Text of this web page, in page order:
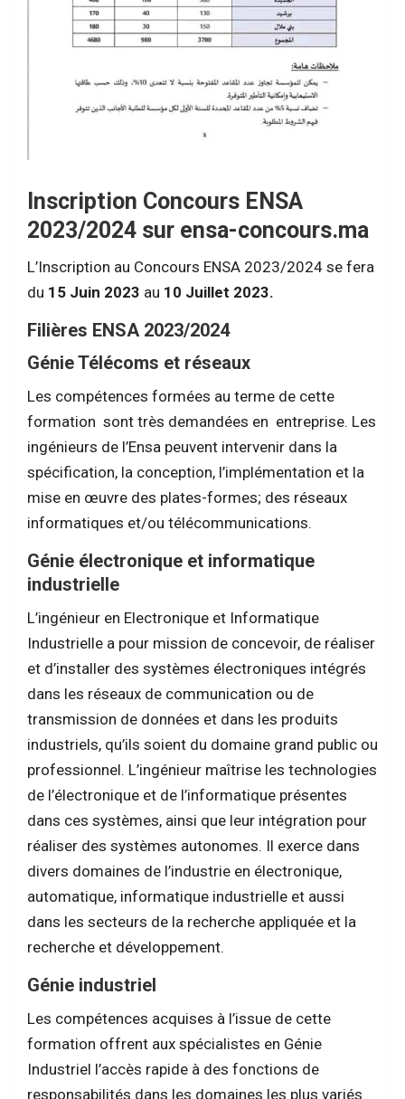
Inscription Concours ENSA
2023/2024 sur ensa-concours.ma
L’Inscription au Concours ENSA 2023/2024 se fera
du 15 Juin 2023 au 10 Juillet 2023.
Filières ENSA 2023/2024
Génie Télécoms et réseaux
Les compétences formées au terme de cette
formation sont très demandées en entreprise. Les
ingénieurs de l’Ensa peuvent intervenir dans la
spécification, la conception, l’implémentation et la
mise en œuvre des plates-formes; des réseaux
informatiques et/ou télécommunications.
Génie électronique et informatique
industrielle
L’ingénieur en Electronique et Informatique
Industrielle a pour mission de concevoir, de réaliser
et d’installer des systèmes électroniques intégrés
dans les réseaux de communication ou de
transmission de données et dans les produits
industriels, qu’ils soient du domaine grand public ou
professionnel. L’ingénieur maîtrise les technologies
de l’électronique et de l’informatique présentes
dans ces systèmes, ainsi que leur intégration pour
réaliser des systèmes autonomes. Il exerce dans
divers domaines de l’industrie en électronique,
automatique, informatique industrielle et aussi
dans les secteurs de la recherche appliquée et la
recherche et développement.
Génie industriel
Les compétences acquises à l’issue de cette
formation offrent aux spécialistes en Génie
Industriel l’accès rapide à des fonctions de
responsabilités dans les domaines les plus variés